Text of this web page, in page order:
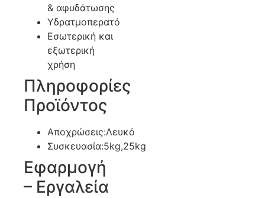
& αφυδάτωσης
Υδρατμοπερατό
Εσωτερική και
εξωτερική
χρήση
Πληροφορίες
Προϊόντος
Αποχρώσεις:Λευκό
Συσκευασία:5kg,25kg
Εφαρμογή
– Εργαλεία